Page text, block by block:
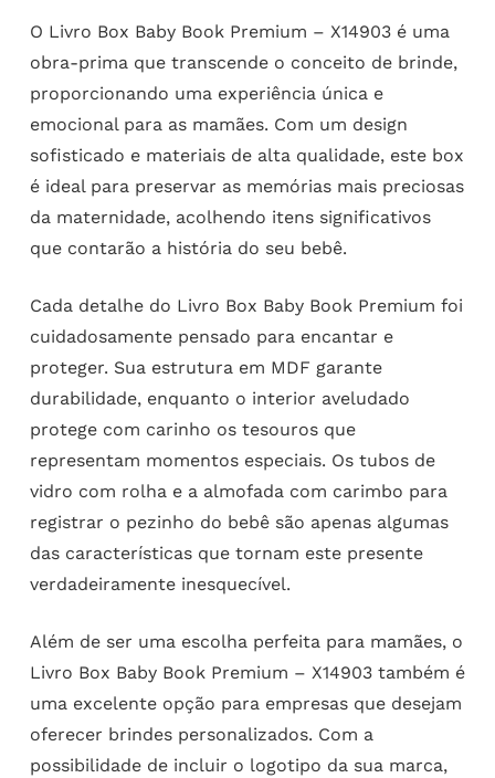
O Livro Box Baby Book Premium – X14903 é uma
obra-prima que transcende o conceito de brinde,
proporcionando uma experiência única e
emocional para as mamães. Com um design
sofisticado e materiais de alta qualidade, este box
é ideal para preservar as memórias mais preciosas
da maternidade, acolhendo itens significativos
que contarão a história do seu bebê.
Cada detalhe do Livro Box Baby Book Premium foi
cuidadosamente pensado para encantar e
proteger. Sua estrutura em MDF garante
durabilidade, enquanto o interior aveludado
protege com carinho os tesouros que
representam momentos especiais. Os tubos de
vidro com rolha e a almofada com carimbo para
registrar o pezinho do bebê são apenas algumas
das características que tornam este presente
verdadeiramente inesquecível.
Além de ser uma escolha perfeita para mamães, o
Livro Box Baby Book Premium – X14903 também é
uma excelente opção para empresas que desejam
oferecer brindes personalizados. Com a
possibilidade de incluir o logotipo da sua marca,